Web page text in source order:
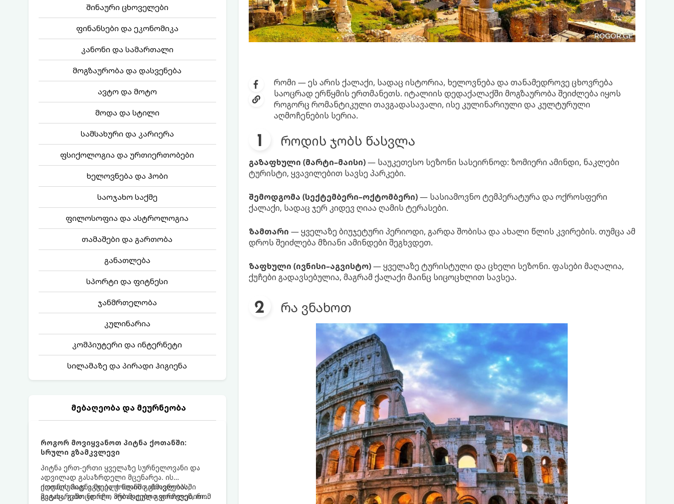
შინაური ცხოველები
ფინანსები და ეკონომიკა
კანონი და სამართალი
მოგზაურობა და დასვენება
ავტო და მოტო
მოდა და სტილი
სამსახური და კარიერა
ფსიქოლოგია და ურთიერთობები
ხელოვნება და ჰობი
საოჯახო საქმე
ფილოსოფია და ასტროლოგია
თამაშები და გართობა
განათლება
სპორტი და ფიტნესი
ჯანმრთელობა
კულინარია
კომპიუტერი და ინტერნეტი
სილამაზე და პირადი ჰიგიენა
მებაღეობა და მეურნეობა
როგორ მოვიყვანოთ პიტნა ქოთანში:
სრული გზამკვლევი
პიტნა ერთ-ერთი ყველაზე სურნელოვანი და
ადვილად გასაზრდელი მცენარეა. ის
იდეალურად ეგუება ქოთანში ცხოვრებას,
მეტიც, გამოცდილი მებაღეები გვირჩევენ, რომ
ქოთნის პიტნა მთელი წლის განმავლობაში
გაგახარებთ ნორჩი, არომატული ფოთლებით
რომი — ეს არის ქალაქი, სადაც ისტორია, ხელოვნება და თანამედროვე ცხოვრება
საოცრად ერწყმის ერთმანეთს. იტალიის დედაქალაქში მოგზაურობა შეიძლება იყოს
როგორც რომანტიკული თავგადასავალი, ისე კულინარიული და კულტურული
აღმოჩენების სერია.
როდის ჯობს წასვლა
გაზაფხული (მარტი–მაისი)— საუკეთესო სეზონი სასეირნოდ: ზომიერი ამინდი, ნაკლები
ტურისტი, ყვავილებით სავსე პარკები.
შემოდგომა (სექტემბერი–ოქტომბერი)— სასიამოვნო ტემპერატურა და ოქროსფერი
ქალაქი, სადაც ჯერ კიდევ ღიაა ღამის ტერასები.
ზამთარი — ყველაზე ბიუჯეტური პერიოდი, გარდა შობისა და ახალი წლის კვირების. თუმცა ამ
დროს შეიძლება მზიანი ამინდები შეგხვდეთ.
ზაფხული (ივნისი–აგვისტო)— ყველაზე ტურისტული და ცხელი სეზონი. ფასები მაღალია,
ქუჩები გადავსებულია, მაგრამ ქალაქი მაინც სიცოცხლით სავსეა.
რა ვნახოთ